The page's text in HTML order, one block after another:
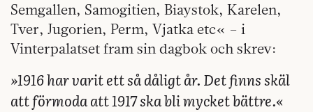
Semgallen, Samogitien, Biaystok, Karelen,
Tver, Jugorien, Perm, Vjatka etc« – i
Vinterpalatset fram sin dagbok och skrev:
»1916 har varit ett så dåligt år. Det finns skäl
att förmoda att 1917 ska bli mycket bättre.«